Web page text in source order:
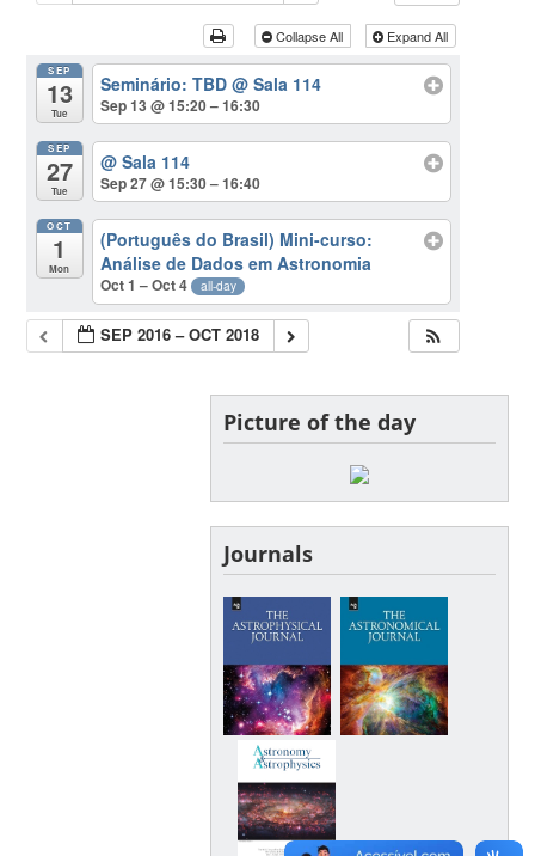
Collapse All Expand All
SEP
13
Tue
Seminário: TBD@ Sala 114
Sep 13 @ 15:20 – 16:30
SEP
27
Tue
@ Sala 114
Sep 27 @ 15:30 – 16:40
OCT
1
Mon
(Português do Brasil) Mini-curso:
Análise de Dados em Astronomia
Oct 1 – Oct 4 all-day
SEP 2016 – OCT 2018
Picture of the day
Journals